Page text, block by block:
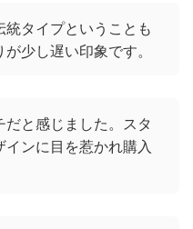
タイプということも
少し遅い印象です。
と感じました。スタ
ンに目を惹かれ購入